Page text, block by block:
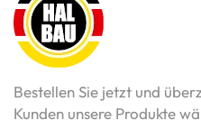
Bestellen Sie jetzt und
Kunden unsere Produkte